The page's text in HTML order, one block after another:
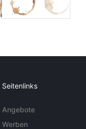
Seitenlinks
Angebote
Werben